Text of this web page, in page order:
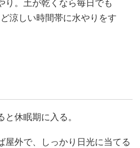
り。土が乾くなら毎日でも
涼しい時間帯に水やりをす
休眠期に入る。
屋外で、しっかり日光に当てる